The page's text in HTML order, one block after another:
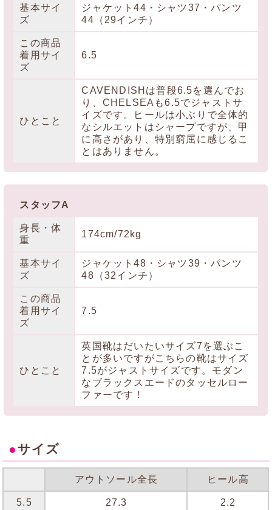
基本サイ
ズ
ジャケット44・シャツ37・パンツ
44（29インチ）
この商品
着用サイ
ズ
6.5
ひとこと
CAVENDISHは普段6.5を選んでお
り、CHELSEAも6.5でジャストサ
イズです。ヒールは小ぶりで全体的
なシルエットはシャープですが、甲
に高さがあり、特別窮屈に感じるこ
とはありません。
スタッフA
身長・体
重
174cm/72kg
基本サイ
ズ
ジャケット48・シャツ39・パンツ
48（32インチ）
この商品
着用サイ
ズ
7.5
ひとこと
英国靴はだいたいサイズ7を選ぶこ
とが多いですがこちらの靴はサイズ
7.5がジャストサイズです。モダン
なブラックスエードのタッセルロー
ファーです！
● サイズ
アウトソール全長 ヒール高
5.5 27.3 2.2